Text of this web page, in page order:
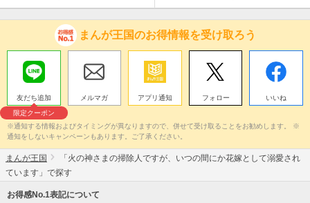
まんが王国のお得情報を受け取ろう
友だち追加
限定クーポン
メルマガ アプリ通知 フォロー いいね
※通知する情報およびタイミングが異なりますので、併せて受け取ることをお勧めします。 ※
通知をしないキャンペーンもあります。ご了承ください。
まんが王国
「火の神さまの掃除人ですが、いつの間にか花嫁として溺愛され
ています」で探す
お得感No.1表記について